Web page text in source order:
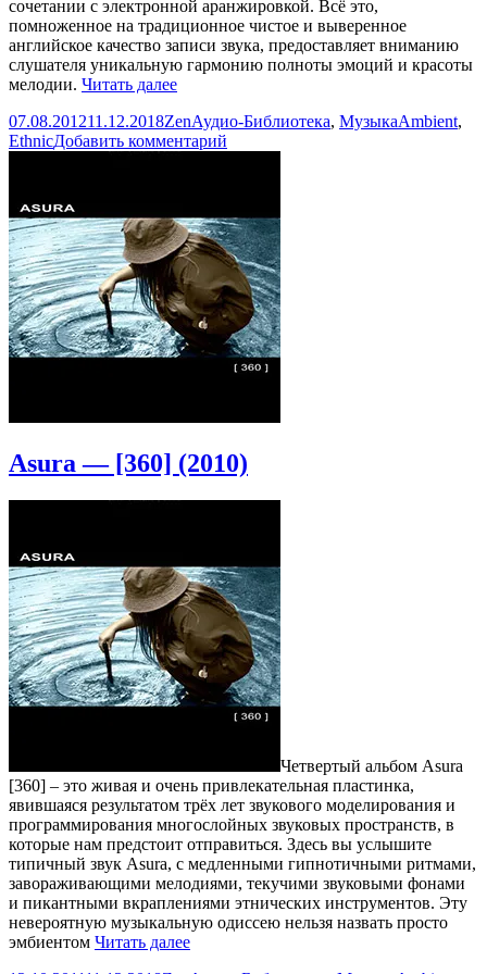
сочетании с электронной аранжировкой. Всё это,
помноженное на традиционное чистое и выверенное
английское качество записи звука, предоставляет вниманию
слушателя уникальную гармонию полноты эмоций и красоты
мелодии. Читать далееAngel
—
Discography
albums)
Опубликовано
07.08.201211.12.2018Автор
ZenРубрики
Аудио-Библиотека, МузыкаМетки
Ambient,
EthnicДобавить комментарий
—
Discography
1998-
2005
(4
albums)
Asura — [360] (2010)
Четвертый альбом Asura
[360] – это живая и очень привлекательная пластинка,
явившаяся результатом трёх лет звукового моделирования и
программирования многослойных звуковых пространств, в
которые нам предстоит отправиться. Здесь вы услышите
типичный звук Asura, с медленными гипнотичными ритмами,
завораживающими мелодиями, текучими звуковыми фонами
и пикантными вкраплениями этнических инструментов. Эту
невероятную музыкальную одиссею нельзя назвать просто
эмбиентом Читать далееAsura